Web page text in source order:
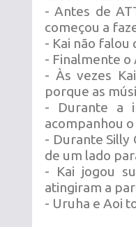
- Antes de
começou a
- Kai não falou
- Finalmente o
- Às vezes
porque as
- Durante a
acompanhou
- Durante Silly
de um lado
- Kai jogou
atingiram a
- Uruha e Aoi